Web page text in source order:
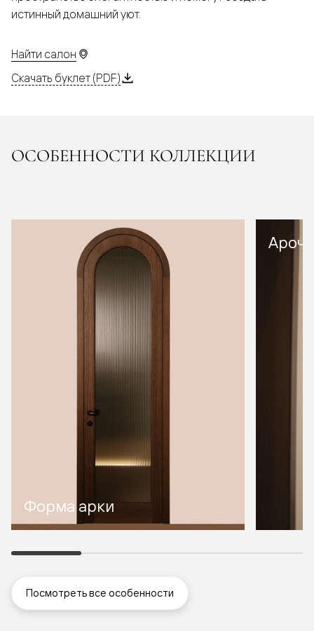
истинный домашний уют.
Найти салон
Скачать буклет (PDF)
ОСОБЕННОСТИ КОЛЛЕКЦИИ
Форма арки
Посмотреть все особенности